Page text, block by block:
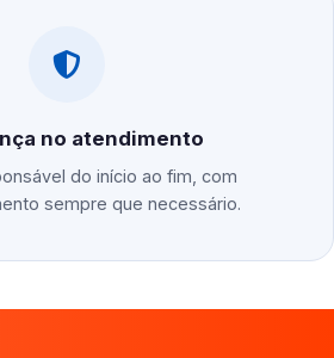
no atendimento
do início ao fim, com
sempre que necessário.